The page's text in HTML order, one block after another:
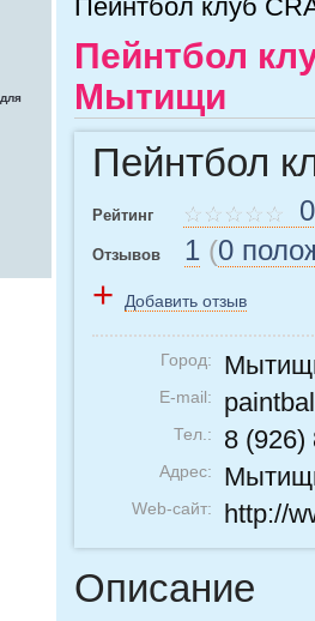
Пейнтбол клуб
Пейнтбол
Мытищи
Пейнтбол
Рейтинг
Отзывов 1 (0
+ Добавить отзыв
Город:
E-mail:
Тел.: 8 (926)
Адрес:
Web-сайт: http://
Описание